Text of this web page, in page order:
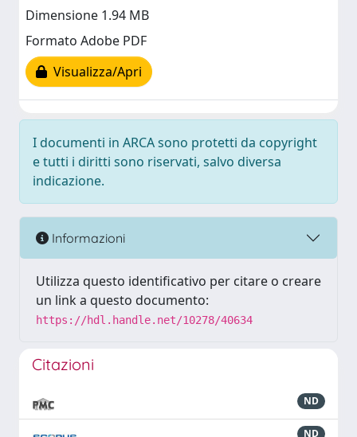
Dimensione 1.94 MB
Formato Adobe PDF
Visualizza/Apri
I documenti in ARCA sono protetti da copyright
e tutti i diritti sono riservati, salvo diversa
indicazione.
Informazioni
Utilizza questo identificativo per citare o creare
un link a questo documento:
https://hdl.handle.net/10278/40634
Citazioni
ND
ND